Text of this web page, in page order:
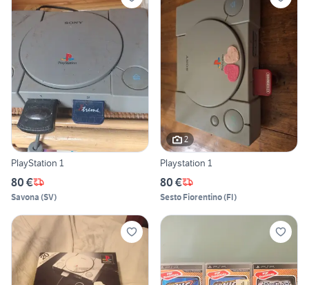
PlayStation 1
80 €
Savona (SV)
2
Playstation 1
80 €
Sesto Fiorentino(FI)